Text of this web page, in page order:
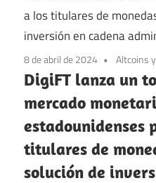
8 de abril de 2024 Altcoins
DigiFT lanza un
mercado
estadounidenses
titulares de
solución de